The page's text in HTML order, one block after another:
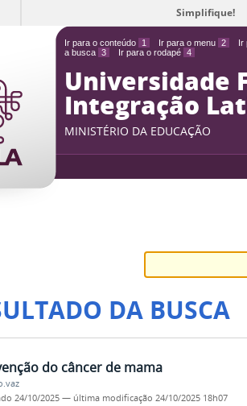
Ir para o conteúdo 1 Ir para o menu 2
Ir
a busca 3 Ir para o rodapé 4
Simplifique!
Universidade
Integração
MINISTÉRIO DA EDUCAÇÃO
DA BUSCA
do câncer de mama
24/10/2025 — última modificação 24/10/2025 18h07